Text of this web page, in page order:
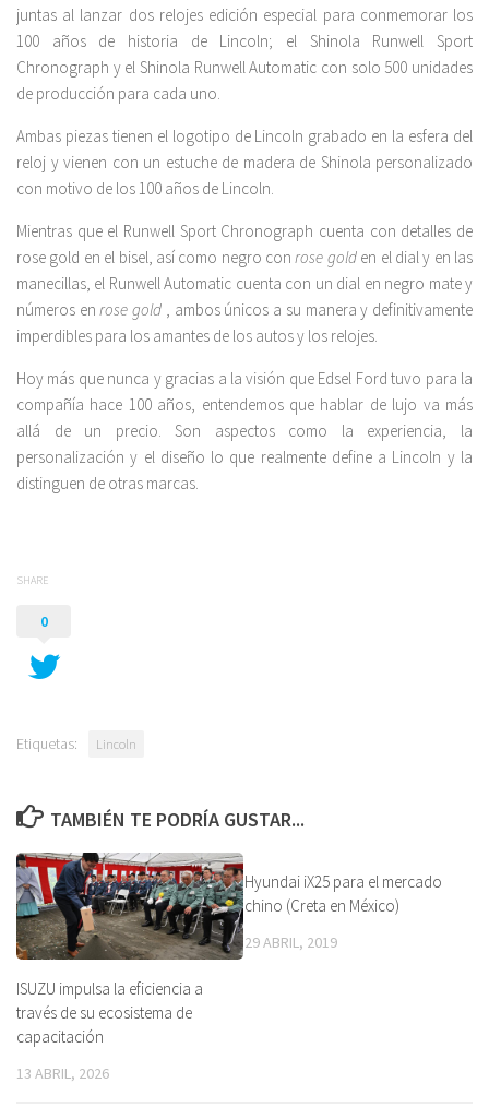
juntas al lanzar dos relojes edición especial para conmemorar los
100 años de historia de Lincoln; el Shinola Runwell Sport
Chronograph y el Shinola Runwell Automatic con solo 500 unidades
de producción para cada uno.
Ambas piezas tienen el logotipo de Lincoln grabado en la esfera del
reloj y vienen con un estuche de madera de Shinola personalizado
con motivo de los 100 años de Lincoln.
Mientras que el Runwell Sport Chronograph cuenta con detalles de
rose gold en el bisel, así como negro conrose golden el dial y en las
manecillas, el Runwell Automatic cuenta con un dial en negro mate y
números enrose gold , ambos únicos a su manera y definitivamente
imperdibles para los amantes de los autos y los relojes.
Hoy más que nunca y gracias a la visión que Edsel Ford tuvo para la
compañía hace 100 años, entendemos que hablar de lujo va más
allá de un precio. Son aspectos como la experiencia, la
personalización y el diseño lo que realmente define a Lincoln y la
distinguen de otras marcas.
SHARE
0
Etiquetas: Lincoln
TAMBIÉN TE PODRÍA GUSTAR...
ISUZU impulsa la eficiencia a
través de su ecosistema de
capacitación
13 ABRIL, 2026
Hyundai iX25 para el mercado
chino (Creta en México)
29 ABRIL, 2019